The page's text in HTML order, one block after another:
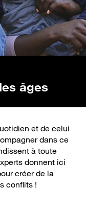
âges
et de celui
dans ce
à toute
donnent ici
créer de la
conflits !